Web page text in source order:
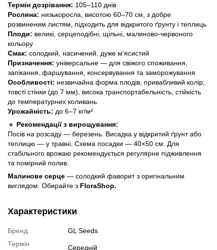
Термін дозрівання: 105–110 днів
Рослина: низькоросла, висотою 60–70 см, з добре
розвиненим листям, підходить для відкритого ґрунту і теплиць
Плоди: великі, серцеподібні, щільні, малиново-червоного
кольору
Смак: солодкий, насичений, дуже м’ясистий
Призначення: універсальне — для свіжого споживання,
запікання, фаршування, консервування та заморожування
Особливості: незвичайна форма плодів, привабливий колір,
товсті стінки (до 7 мм), висока транспортабельність, стійкість
до температурних коливань
Урожайність: до 6–7 кг/м²
🔹 Рекомендації з вирощування:
Посів на розсаду — березень. Висадка у відкритий ґрунт або
теплицю — у травні. Схема посадки — 40×50 см. Для
стабільного врожаю рекомендується регулярне підживлення
та помірний полив.
Малинове серце — солодкий фаворит з оригінальним
виглядом. Обирайте з FloraShop.
Характеристики
Бренд
GL Seeds
Термін
Середній